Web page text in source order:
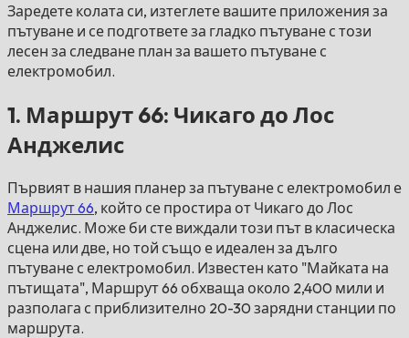
Заредете колата си, изтеглете вашите приложения за
пътуване и се подгответе за гладко пътуване с този
лесен за следване план за вашето пътуване с
електромобил.
1. Маршрут 66: Чикаго до Лос
Анджелис
Първият в нашия планер за пътуване с електромобил е
Маршрут 66, който се простира от Чикаго до Лос
Анджелис. Може би сте виждали този път в класическа
сцена или две, но той също е идеален за дълго
пътуване с електромобил. Известен като "Майката на
пътищата", Маршрут 66 обхваща около 2,400 мили и
разполага с приблизително 20-30 зарядни станции по
маршрута.